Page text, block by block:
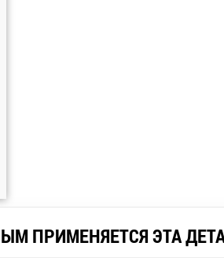
ПРИМЕНЯЕТСЯ ЭТА